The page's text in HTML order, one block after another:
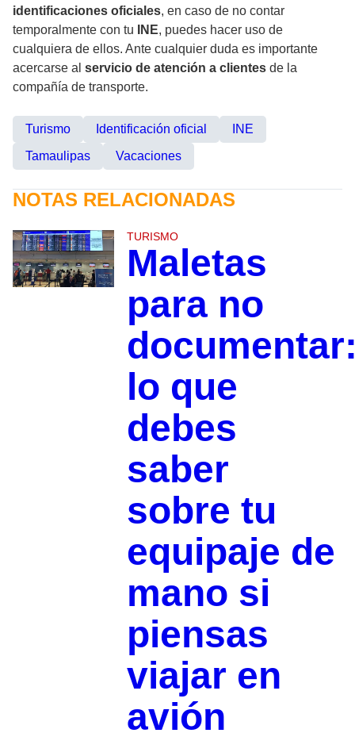
identificaciones oficiales, en caso de no contar
temporalmente con tu INE, puedes hacer uso de
cualquiera de ellos. Ante cualquier duda es importante
acercarse al servicio de atención a clientes de la
compañía de transporte.
Turismo Identificación oficial
INE
Tamaulipas
Vacaciones
NOTAS RELACIONADAS
TURISMO
Maletas
para no
lo que
debes
saber
sobre tu
equipaje de
mano si
piensas
viajar en
avión